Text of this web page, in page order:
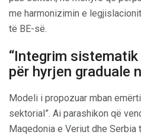
me harmonizimin e
të BE-së.
“Integrim
për hyrjen graduale
Modeli i propozuar mban
sektorial”. Ai parashikon që
Maqedonia e Veriut dhe